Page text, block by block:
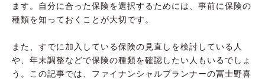
ます。自分に合った保険を選択するためには、事前に保険の
種類を知っておくことが大切です。
また、すでに加入している保険の見直しを検討している人
や、年末調整などで保険の種類を確認したい人もいるでしょ
う。この記事では、ファイナンシャルプランナーの冨士野喜